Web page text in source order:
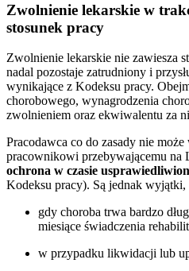
Zwolnienie lekarskie w
stosunek pracy
Zwolnienie lekarskie nie zawiesza
nadal pozostaje zatrudniony i
wynikające z Kodeksu pracy.
chorobowego, wynagrodzenia
zwolnieniem oraz ekwiwalentu za
Pracodawca co do zasady nie
pracownikowi przebywającemu na
ochrona w czasie
Kodeksu pracy). Są jednak wyjątki,
gdy choroba trwa bardzo
miesiące świadczenia
w przypadku likwidacji lub